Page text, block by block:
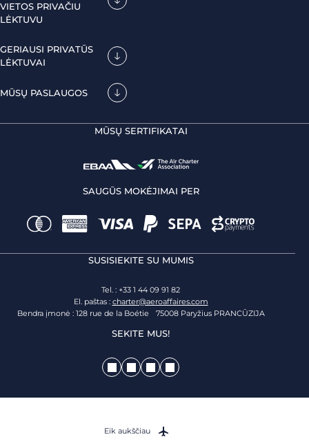
VIETOS PRIVAČIU
LĖKTUVU
GERIAUSI PRIVATŪS
LĖKTUVAI
MŪSŲ PASLAUGOS
MŪSŲ SERTIFIKATAI
SAUGŪS MOKĖJIMAI PER
SUSISIEKITE SU MUMIS
Tel. : +33 1 44 09 91 82
El. paštas : charter@aeroaffaires.com
Bendra įmonė : 128 rue de la Boétie 75008 Paryžius PRANCŪZIJA
SEKITE MUS!
Eik aukščiau